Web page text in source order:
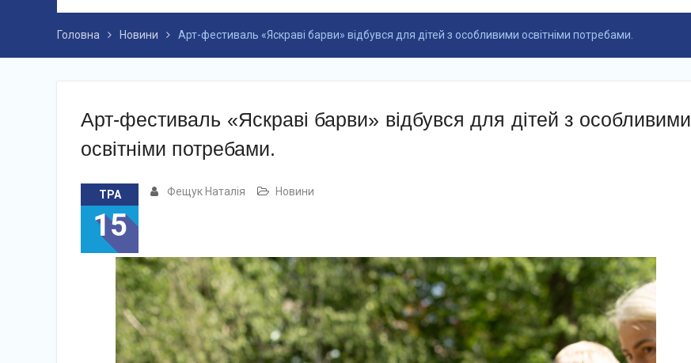
Головна Новини Арт-фестиваль «Яскраві барви» відбувся для дітей з особливими освітніми потребами.
Арт-фестиваль «Яскраві барви» відбувся для дітей з особливими
освітніми потребами.
ТРА
15
Фещук Наталія Новини